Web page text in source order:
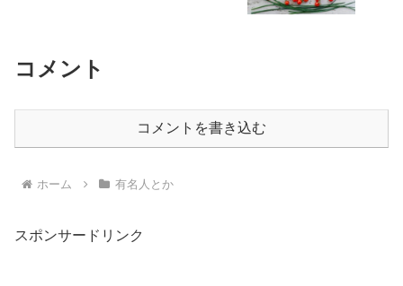
コメント
コメントを書き込む
ホーム 有名人とか
スポンサードリンク